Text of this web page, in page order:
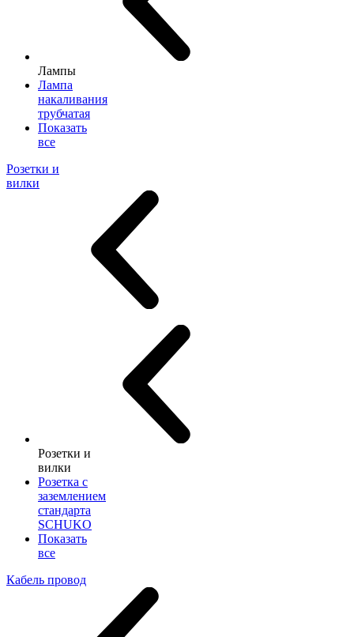
Лампы
Лампа
накаливания
трубчатая
Показать
все
Розетки и
вилки
Розетки и
вилки
Розетка с
заземлением
стандарта
SCHUKO
Показать
все
Кабель провод